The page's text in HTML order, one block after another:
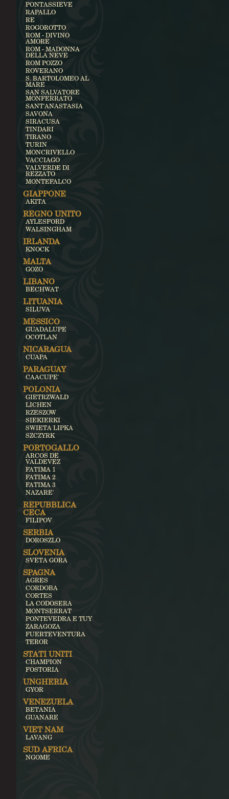
PONTASSIEVE
RAPALLO
RE
ROGOROTTO
ROM - DIVINO
AMORE
ROM - MADONNA
DELLA NEVE
ROM POZZO
ROVERANO
S. BARTOLOMEO AL
MARE
SAN SALVATORE
MONFERRATO
SANT'ANASTASIA
SAVONA
SIRACUSA
TINDARI
TIRANO
TURIN
MONCRIVELLO
VACCIAGO
VALVERDE DI
REZZATO
MONTEFALCO
GIAPPONE
AKITA
REGNO UNITO
AYLESFORD
WALSINGHAM
IRLANDA
KNOCK
MALTA
GOZO
LIBANO
BECHWAT
LITUANIA
SILUVA
MESSICO
GUADALUPE
OCOTLAN
NICARAGUA
CUAPA
PARAGUAY
CAACUPE'
POLONIA
GIETRZWALD
LICHEN
RZESZOW
SIEKIERKI
SWIETA LIPKA
SZCZYRK
PORTOGALLO
ARCOS DE
VALDEVEZ
FATIMA 1
FATIMA 2
FATIMA 3
NAZARE'
REPUBBLICA
CECA
FILIPOV
SERBIA
DOROSZLO
SLOVENIA
SVETA GORA
SPAGNA
AGRES
CORDOBA
CORTES
LA CODOSERA
MONTSERRAT
PONTEVEDRA E TUY
ZARAGOZA
FUERTEVENTURA
TEROR
STATI UNITI
CHAMPION
FOSTORIA
UNGHERIA
GYOR
VENEZUELA
BETANIA
GUANARE
VIET NAM
LAVANG
SUD AFRICA
NGOME